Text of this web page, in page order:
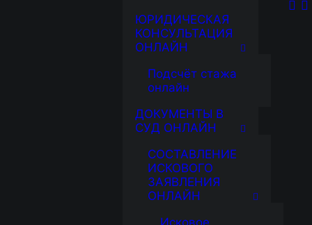
ЮРИДИЧЕСКАЯ
КОНСУЛЬТАЦИЯ
ОНЛАЙН
Подсчёт стажа
онлайн
ДОКУМЕНТЫ В
СУД ОНЛАЙН
СОСТАВЛЕНИЕ
ИСКОВОГО
ЗАЯВЛЕНИЯ
ОНЛАЙН
Исковое